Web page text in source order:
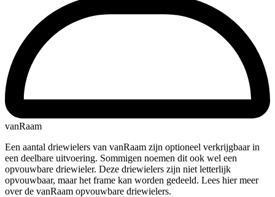
vanRaam
Een aantal driewielers van vanRaam zijn optioneel verkrijgbaar in
een deelbare uitvoering. Sommigen noemen dit ook wel een
opvouwbare driewieler. Deze driewielers zijn niet letterlijk
opvouwbaar, maar het frame kan worden gedeeld. Lees hier meer
over de vanRaam opvouwbare driewielers.